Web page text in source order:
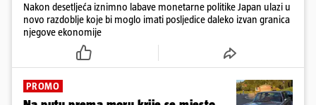
Nakon desetljeća iznimno labave monetarne politike Japan ulazi u
novo razdoblje koje bi moglo imati posljedice daleko izvan granica
njegove ekonomije
PROMO